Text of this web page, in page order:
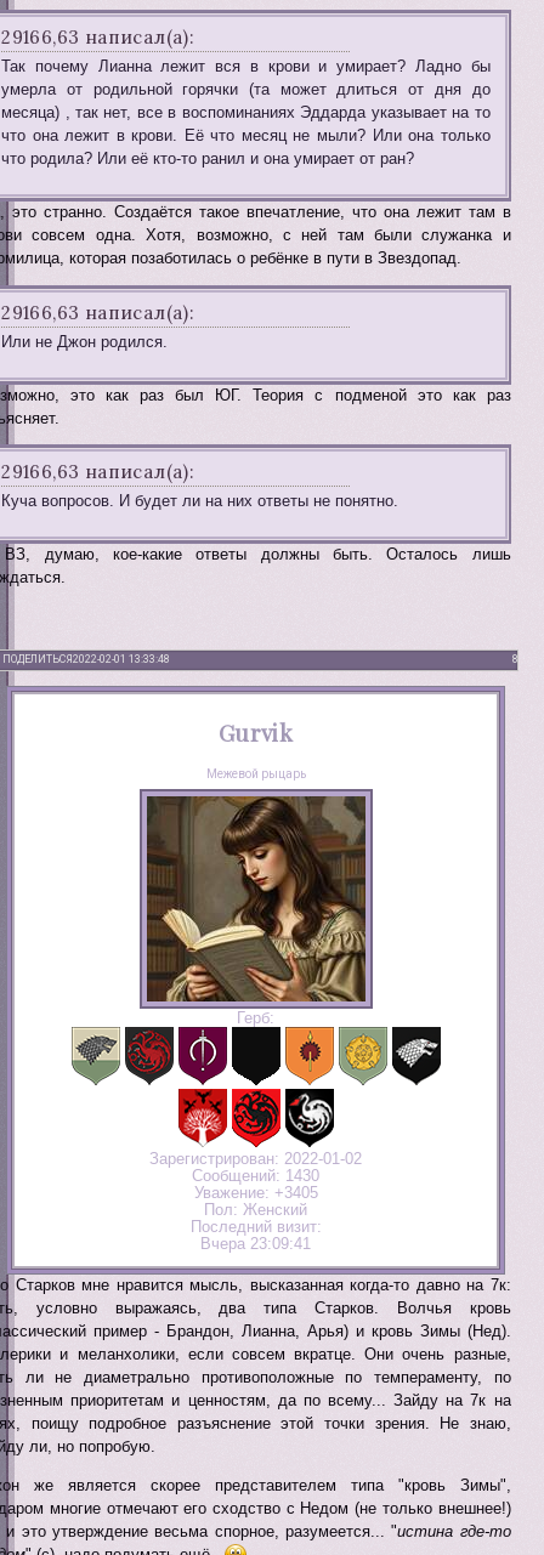
29166,63 написал(а):
Так почему Лианна лежит вся в крови и умирает? Ладно бы
умерла от родильной горячки (та может длиться от дня до
месяца) , так нет, все в воспоминаниях Эддарда указывает на то
что она лежит в крови. Её что месяц не мыли? Или она только
что родила? Или её кто-то ранил и она умирает от ран?
это странно. Создаётся такое впечатление, что она лежит там в
совсем одна. Хотя, возможно, с ней там были служанка и
которая позаботилась о ребёнке в пути в Звездопад.
29166,63 написал(а):
Или не Джон родился.
это как раз был ЮГ. Теория с подменой это как раз
29166,63 написал(а):
Куча вопросов. И будет ли на них ответы не понятно.
думаю, кое-какие ответы должны быть. Осталось лишь
ПОДЕЛИТЬСЯ 8
2022-02-01 13:33:48
Gurvik
Межевой рыцарь
Герб:
Зарегистрирован: 2022-01-02
Сообщений: 1430
Уважение: +3405
Пол: Женский
Последний визит:
Вчера 23:09:41
Старков мне нравится мысль, высказанная когда-то давно на 7к:
условно выражаясь, два типа Старков. Волчья кровь
пример - Брандон, Лианна, Арья) и кровь Зимы (Нед).
и меланхолики, если совсем вкратце. Они очень разные,
ли не диаметрально противоположные по темпераменту, по
приоритетам и ценностям, да по всему... Зайду на 7к на
поищу подробное разъяснение этой точки зрения. Не знаю,
ли, но попробую.
же является скорее представителем типа "кровь Зимы",
многие отмечают его сходство с Недом (не только внешнее!)
и это утверждение весьма спорное, разумеется... "истина где-то